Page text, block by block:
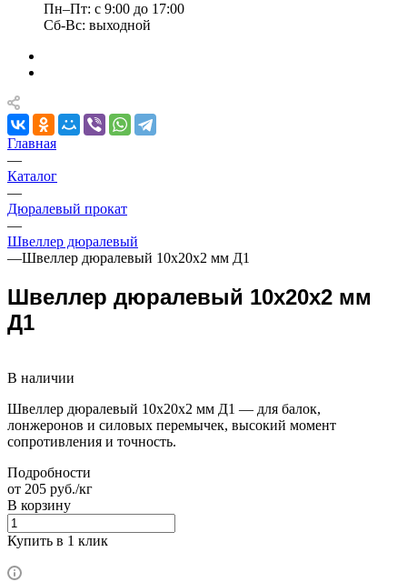
Пн–Пт: с 9:00 до 17:00
Сб-Вс: выходной
Главная
—
Каталог
—
Дюралевый прокат
—
Швеллер дюралевый
—Швеллер дюралевый 10х20х2 мм Д1
Швеллер дюралевый 10х20х2 мм
Д1
В наличии
Швеллер дюралевый 10х20х2 мм Д1 — для балок,
лонжеронов и силовых перемычек, высокий момент
сопротивления и точность.
Подробности
от 205 руб./кг
В корзину
Купить в 1 клик